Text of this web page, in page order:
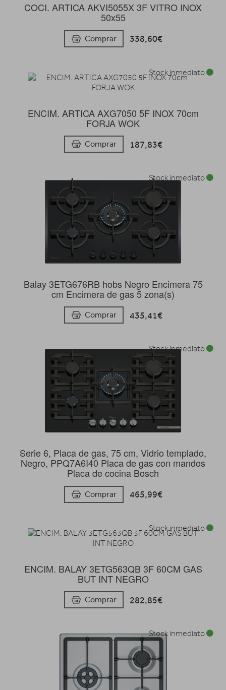
COCI. ARTICA AKVI5055X 3F VITRO INOX
50x55
Comprar 338,60€
ENCIM. ARTICA AXG7050 5F INOX 70cm
FORJA WOK
Comprar 187,83€
Stock inmediato
Balay 3ETG676RB hobs Negro Encimera 75
cm Encimera de gas 5 zona(s)
Comprar 435,41€
Stock inmediato
Serie 6, Placa de gas, 75 cm, Vidrio templado,
Negro, PPQ7A6I40 Placa de gas con mandos
Placa de cocina Bosch
Comprar 465,99€
Stock inmediato
ENCIM. BALAY 3ETG563QB 3F 60CM GAS
BUT INT NEGRO
Comprar 282,85€
Stock inmediato
Stock inmediato